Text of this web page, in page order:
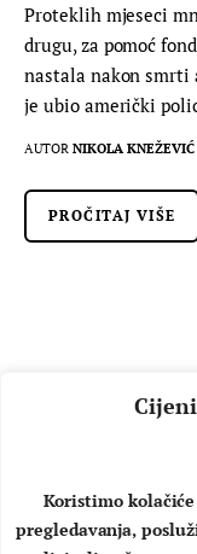
Koristimo
pregledavanja,
Proteklih mjeseci
drugu, za pomoć
nastala nakon smrti
je ubio američki
AUTOR NIKOLA KNEŽEVIĆ
PROČITAJ VIŠE
O NAMA